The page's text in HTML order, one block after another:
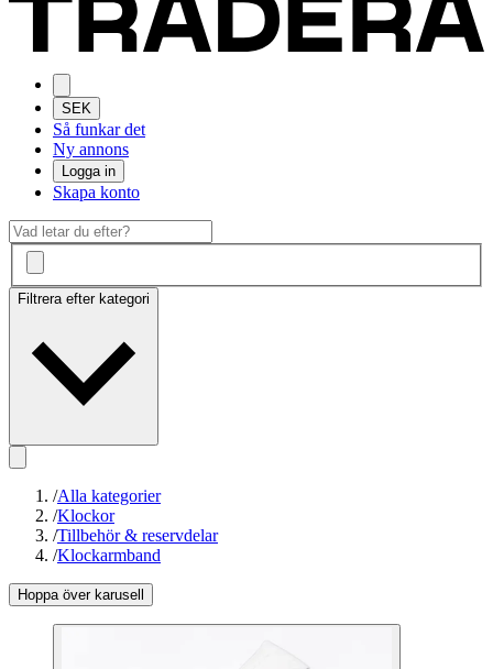
SEK
Så funkar det
Ny annons
Logga in
Skapa konto
Filtrera efter kategori
/Alla kategorier
/Klockor
/Tillbehör & reservdelar
/Klockarmband
Hoppa över karusell